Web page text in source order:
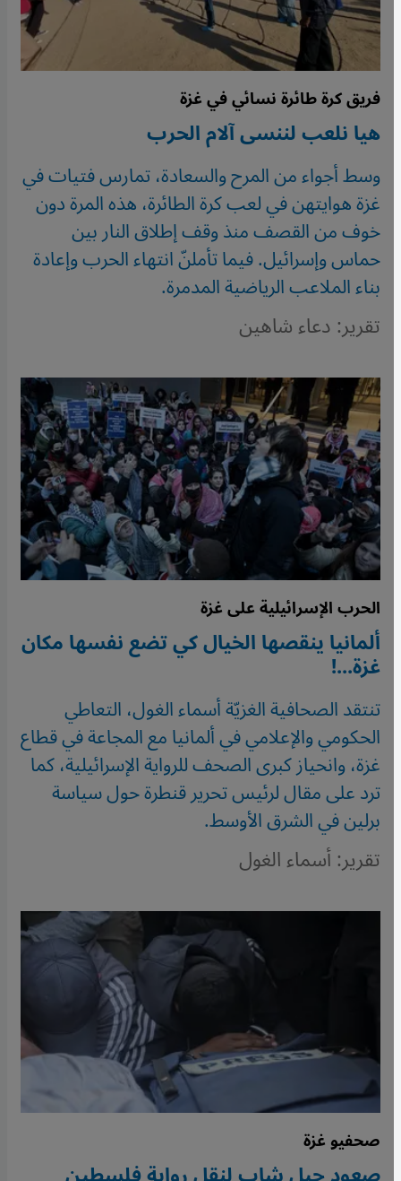
فريق كرة طائرة نسائي في غزة
هيا نلعب لننسى آلام الحرب
وسط أجواء من المرح والسعادة، تمارس فتيات في
غزة هوايتهن في لعب كرة الطائرة، هذه المرة دون
خوف من القصف منذ وقف إطلاق النار بين
حماس وإسرائيل. فيما تأملنّ انتهاء الحرب وإعادة
بناء الملاعب الرياضية المدمرة.
تقرير: دعاء شاهين
الحرب الإسرائيلية على غزة
ألمانيا ينقصها الخيال كي تضع نفسها مكان
غزة...!
تنتقد الصحافية الغزيّة أسماء الغول، التعاطي
الحكومي والإعلامي في ألمانيا مع المجاعة في قطاع
غزة، وانحياز كبرى الصحف للرواية الإسرائيلية، كما
ترد على مقال لرئيس تحرير قنطرة حول سياسة
برلين في الشرق الأوسط.
تقرير: أسماء الغول
صحفيو غزة